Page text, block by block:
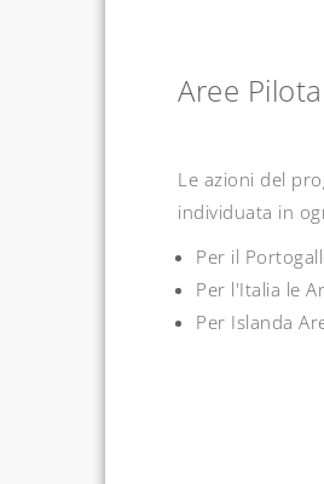
Aree Pilota
Le azioni del
individuata in
Per il
Per l'Italia le
Per Islanda